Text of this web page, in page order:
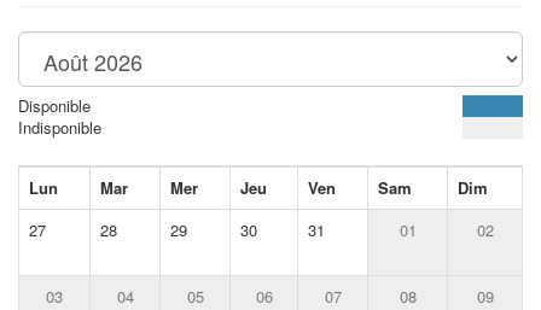
Disponible
Indisponible
Lun Mar Mer Jeu Ven Sam
Dim
27
28 29 30 31 01 02
03 04 05 06 07 08 09